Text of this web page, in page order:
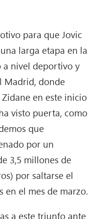
para que Jovic
larga etapa en la
a nivel deportivo y
Madrid, donde
en este inicio
visto puerta, como
que
por un
3,5 millones de
por saltarse el
en el mes de marzo.
a este triunfo ante